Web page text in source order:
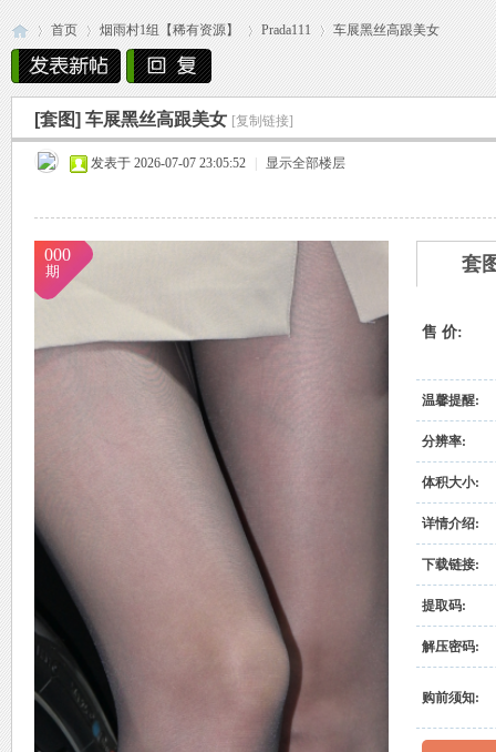
风雨中的美人啊，纤腰若素玉，乱发似云烟。
雨中邂逅美人笑，花颜如露醉心间。
霏霏细雨湿樱唇，美人微笑照晚云。
柳袖轻舞如飞燕，雨中美人恋长衫。
美人在雨中舞翩翩，如花洒泪映窗前。
首页
›
烟雨村1组【稀有资源】
›
Prada111 车展黑丝高跟美女
[套图] 车展黑丝高跟美女 [复制链接]
发表于 2026-07-07 23:05:52 显示全部楼层
000
期 套
售 价:
温馨提醒:
分辨率:
体积大小:
详情介绍:
下载链接:
提取码:
解压密码:
购前须知: